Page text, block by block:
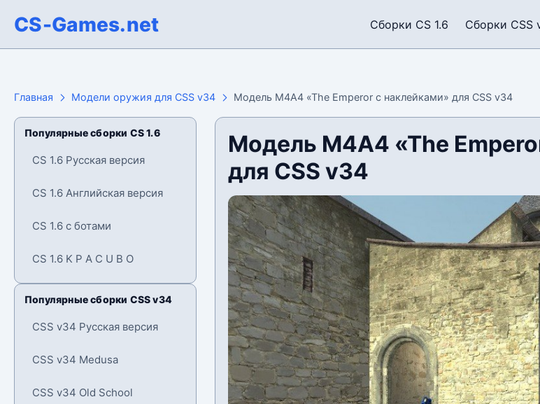
CS-Games.net Сборки CS 1.6 Сборки CSS
Главная Модели оружия для CSS v34 Модель M4A4 «The Emperor с наклейками» для CSS v34
Популярные сборки CS 1.6
CS 1.6 Русская версия
CS 1.6 Английская версия
CS 1.6 с ботами
CS 1.6 K P A C U B O
Популярные сборки CSS v34
CSS v34 Русская версия
CSS v34 Medusa
CSS v34 Old School
Модель M4A4 «The
для CSS v34